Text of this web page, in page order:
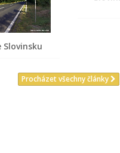
Slovinsku
Procházet všechny články